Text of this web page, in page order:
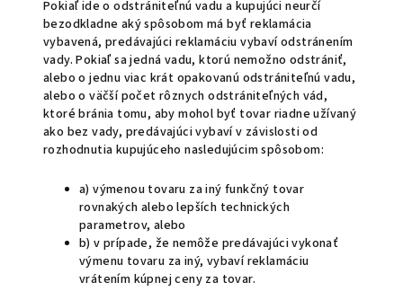
Pokiaľ ide o odstrániteľnú vadu a kupujúci neurčí
bezodkladne aký spôsobom má byť reklamácia
vybavená, predávajúci reklamáciu vybaví odstránením
vady. Pokiaľ sa jedná vadu, ktorú nemožno odstrániť,
alebo o jednu viac krát opakovanú odstrániteľnú vadu,
alebo o väčší počet rôznych odstrániteľných vád,
ktoré bránia tomu, aby mohol byť tovar riadne užívaný
ako bez vady, predávajúci vybaví v závislosti od
rozhodnutia kupujúceho nasledujúcim spôsobom:
a) výmenou tovaru za iný funkčný tovar
rovnakých alebo lepších technických
parametrov, alebo
b) v prípade, že nemôže predávajúci vykonať
výmenu tovaru za iný, vybaví reklamáciu
vrátením kúpnej ceny za tovar.